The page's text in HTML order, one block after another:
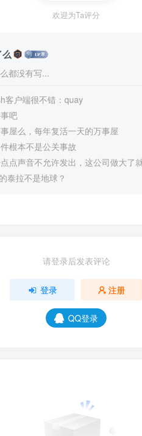
欢迎为Ta评分
都没有写...
客户端很不错：quay
吧
屋么，每年复活一天的万事屋
根本不是公关事故
点声音不允许发出，这公司做大了
泰拉不是地球？
请登录后发表评论
登录 注册
QQ登录